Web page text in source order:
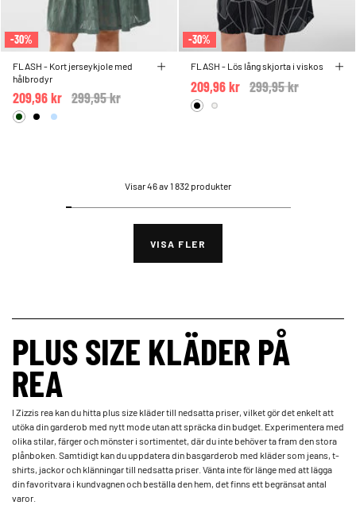
-30%
FLASH - Kort jerseykjole med
hålbrodyr
Price reduced from
299,95 kr
209,96 kr
-30%
FLASH - Lös lång skjorta i viskos
Price reduced from
299,95 kr
209,96 kr
Visar 46 av 1 832 produkter
VISA FLER
PLUS SIZE KLÄDER PÅ
REA
I Zizzis rea kan du hitta plus size kläder till nedsatta priser, vilket gör det enkelt att
utöka din garderob med nytt mode utan att spräcka din budget. Experimentera med
olika stilar, färger och mönster i sortimentet, där du inte behöver ta fram den stora
plånboken. Samtidigt kan du uppdatera din basgarderob med kläder som jeans, t-
shirts, jackor och klänningar till nedsatta priser. Vänta inte för länge med att lägga
din favoritvara i kundvagnen och beställa den hem, det finns ett begränsat antal
varor.